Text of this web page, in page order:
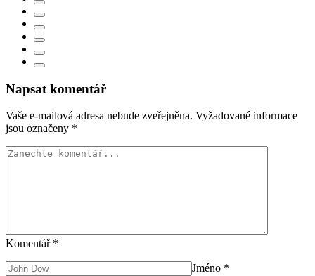
Napsat komentář
Vaše e-mailová adresa nebude zveřejněna. Vyžadované informace
jsou označeny *
Komentář *
Jméno *